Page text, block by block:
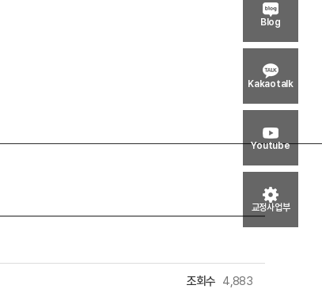
조회수 4,883
Blog
Kakaotalk
Youtube
교정사업부